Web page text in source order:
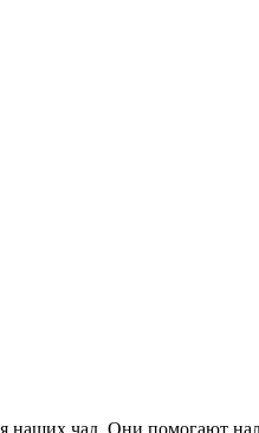
наших чад. Они помогают